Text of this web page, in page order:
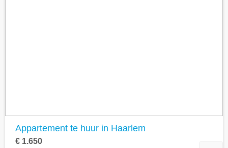
Appartement te huur in Haarlem
€ 1.650